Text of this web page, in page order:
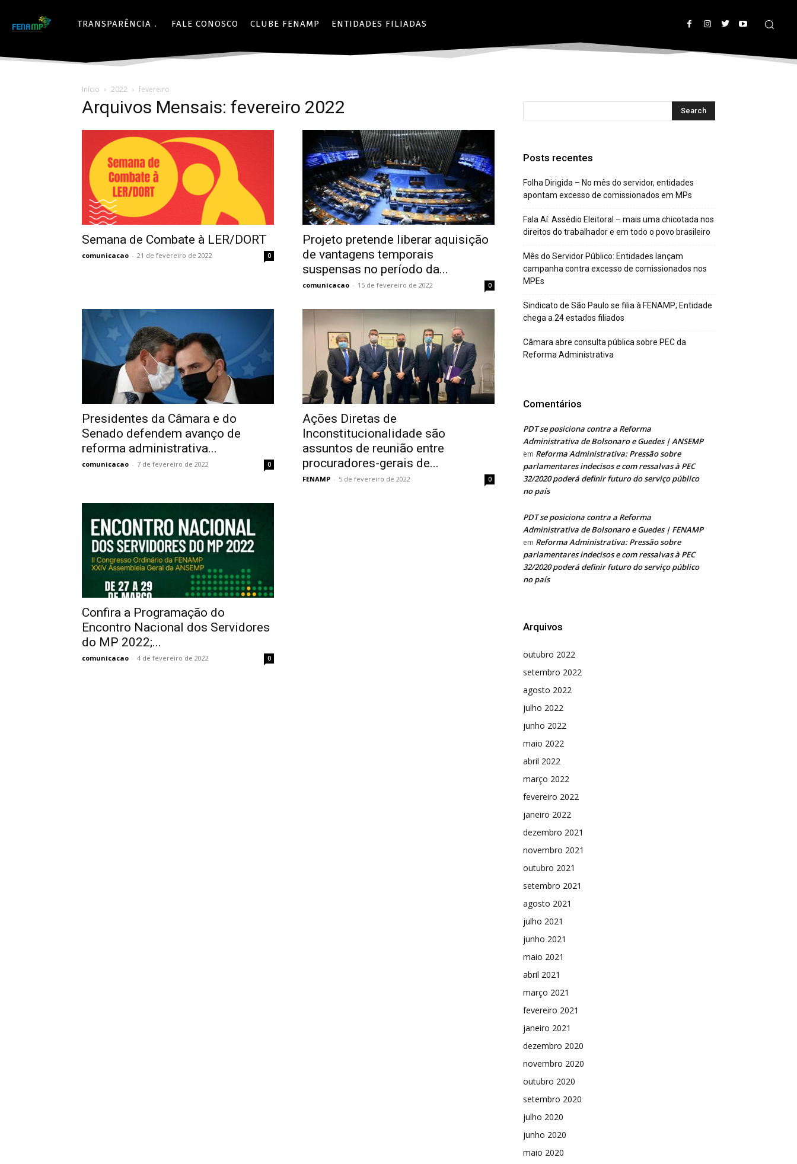
TRANSPARÊNCIA FALE CONOSCO CLUBE FENAMP ENTIDADES FILIADAS
Início 2022 fevereiro
Arquivos Mensais: fevereiro 2022
Semana de Combate à LER/DORT
comunicacao - 21 de fevereiro de 2022 0
Projeto pretende liberar aquisição
de vantagens temporais
suspensas no período da...
comunicacao - 15 de fevereiro de 2022 0
Presidentes da Câmara e do
Senado defendem avanço de
reforma administrativa...
comunicacao - 7 de fevereiro de 2022 0
Ações Diretas de
Inconstitucionalidade são
assuntos de reunião entre
procuradores-gerais de...
FENAMP - 5 de fevereiro de 2022 0
Confira a Programação do
Encontro Nacional dos Servidores
do MP 2022;...
comunicacao - 4 de fevereiro de 2022 0
Posts recentes
Folha Dirigida – No mês do servidor, entidades
apontam excesso de comissionados em MPs
Fala Aí: Assédio Eleitoral – mais uma chicotada nos
direitos do trabalhador e em todo o povo brasileiro
Mês do Servidor Público: Entidades lançam
campanha contra excesso de comissionados nos
MPEs
Sindicato de São Paulo se filia à FENAMP; Entidade
chega a 24 estados filiados
Câmara abre consulta pública sobre PEC da
Reforma Administrativa
Comentários
PDT se posiciona contra a Reforma
Administrativa de Bolsonaro e Guedes | ANSEMP
em Reforma Administrativa: Pressão sobre
parlamentares indecisos e com ressalvas à PEC
32/2020 poderá definir futuro do serviço público
no país
PDT se posiciona contra a Reforma
Administrativa de Bolsonaro e Guedes | FENAMP
em Reforma Administrativa: Pressão sobre
parlamentares indecisos e com ressalvas à PEC
32/2020 poderá definir futuro do serviço público
no país
Arquivos
outubro 2022
setembro 2022
agosto 2022
julho 2022
junho 2022
maio 2022
abril 2022
março 2022
fevereiro 2022
janeiro 2022
dezembro 2021
novembro 2021
outubro 2021
setembro 2021
agosto 2021
julho 2021
junho 2021
maio 2021
abril 2021
março 2021
fevereiro 2021
janeiro 2021
dezembro 2020
novembro 2020
outubro 2020
setembro 2020
julho 2020
junho 2020
maio 2020